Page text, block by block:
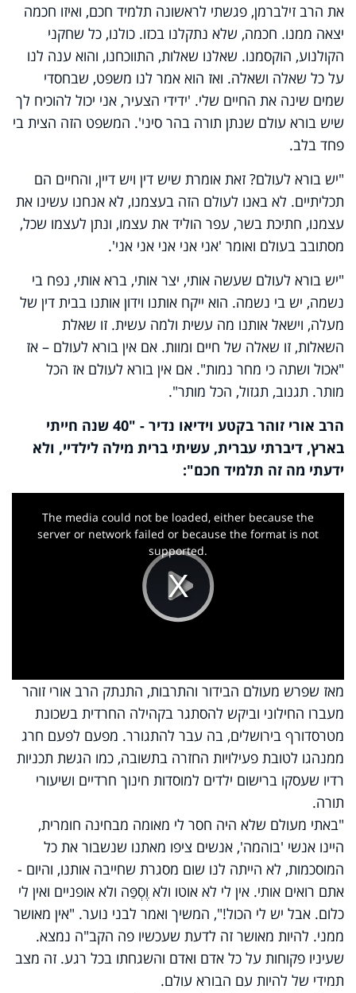
את הרב זילברמן, פגשתי לראשונה תלמיד חכם, ואיזו חכמה
יצאה ממנו. חכמה, שלא נתקלנו בכזו. כולנו, כל שחקני
הקולנוע, הוקסמנו. שאלנו שאלות, התווכחנו, והוא ענה לנו
על כל שאלה ושאלה. ואז הוא אמר לנו משפט, שבחסדי
שמים שינה את החיים שלי. 'ידידי הצעיר, אני יכול להוכיח לך
שיש בורא עולם שנתן תורה בהר סיני'. המשפט הזה הצית בי
פחד בלב.
"יש בורא לעולם? זאת אומרת שיש דין ויש דיין, והחיים הם
תכליתיים. לא באנו לעולם הזה בעצמנו, לא אנחנו עשינו את
עצמנו, חתיכת בשר, עפר הוליד את עצמו, ונתן לעצמו שכל,
מסתובב בעולם ואומר 'אני אני אני אני אני'.
"יש בורא לעולם שעשה אותי, יצר אותי, ברא אותי, נפח בי
נשמה, יש בי נשמה. הוא ייקח אותנו וידון אותנו בבית דין של
מעלה, וישאל אותנו מה עשית ולמה עשית. זו שאלת
השאלות, זו שאלה של חיים ומוות. אם אין בורא לעולם – אז
"אכול ושתה כי מחר נמות". אם אין בורא לעולם אז הכל
מותר. תגנוב, תגזול, הכל מותר".
הרב אורי זוהר בקטע וידיאו נדיר - "40 שנה חייתי
בארץ, דיברתי עברית, עשיתי ברית מילה לילדיי, ולא
ידעתי מה זה תלמיד חכם":
Play
Video
This
The media could not be loaded, either because the
server or network failed or because the format is not
supported.
מאז שפרש מעולם הבידור והתרבות, התנתק הרב אורי זוהר
מעברו החילוני וביקש להסתגר בקהילה החרדית בשכונת
מטרסדורף בירושלים, בה עבר להתגורר. מפעם לפעם חרג
ממנהגו לטובת פעילויות החזרה בתשובה, כמו הגשת תכניות
רדיו שעסקו ברישום ילדים למוסדות חינוך חרדיים ושיעורי
תורה.
"באתי מעולם שלא היה חסר לי מאומה מבחינה חומרית,
היינו אנשי 'בוהמה', אנשים ציפו מאתנו שנשבור את כל
המוסכמות, לא הייתה לנו שום מסגרת שחייבה אותנו, והיום -
אתם רואים אותי. אין לי לא אוטו ולא וֶסְפַּה ולא אופניים ואין לי
כלום. אבל יש לי הכול!", המשיך ואמר לבני נוער. "אין מאושר
ממני. להיות מאושר זה לדעת שעכשיו פה הקב"ה נמצא.
שעיניו פקוחות על כל אדם ואדם והשגחתו בכל רגע. זה מצב
תמידי של להיות עם הבורא עולם.